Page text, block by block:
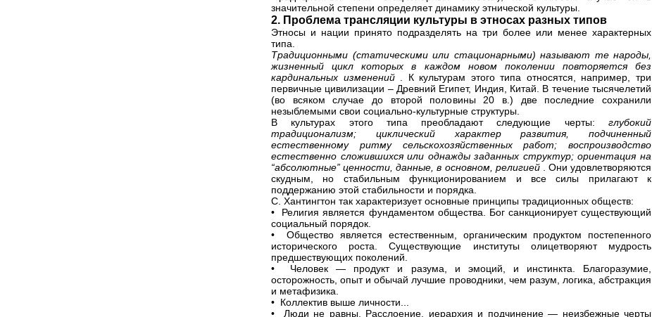
значительной степени определяет динамику этнической культуры.
2. Проблема трансляции культуры в этносах разных типов
Этносы и нации принято подразделять на три более или менее характерных
типа.
Традиционными (статическими или стационарными) называют те народы,
жизненный цикл которых в каждом новом поколении повторяется без
кардинальных изменений
. К культурам этого типа относятся, например, три
первичные цивилизации – Древний Египет, Индия, Китай. В течение тысячелетий
(во всяком случае до второй половины 20 в.) две последние сохранили
незыблемыми свои социально-культурные структуры.
В культурах этого типа преобладают следующие черты: глубокий
традиционализм; циклический характер развития, подчиненный
естественному ритму сельскохозяйственных работ; воспроизводство
естественно сложившихся или однажды заданных структур; ориентация на
“абсолютные” ценности, данные, в основном, религией
. Они удовлетворяются
скудным, но стабильным функционированием и все силы прилагают к
поддержанию этой стабильности и порядка.
С. Хантингтон так характеризует основные принципы традиционных обществ:
• Религия является фундаментом общества. Бог санкционирует существующий
социальный порядок.
• Общество является естественным, органическим продуктом постепенного
исторического роста. Существующие институты олицетворяют мудрость
предшествующих поколений.
• Человек — продукт и разума, и эмоций, и инстинкта. Благоразумие,
осторожность, опыт и обычай лучшие проводники, чем разум, логика, абстракция
и метафизика.
• Коллектив выше личности...
• Люди не равны. Расслоение, иерархия и подчинение — неизбежные черты